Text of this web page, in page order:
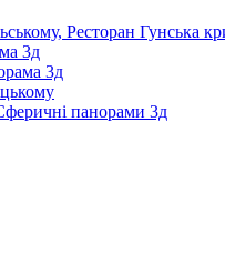
Ресторан Гунська
3д
3д
панорами 3д